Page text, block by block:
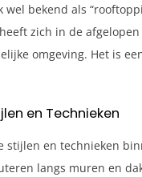
wel bekend als
zich in de
omgeving. Het is
en Technieken
stijlen en technieken
langs muren en